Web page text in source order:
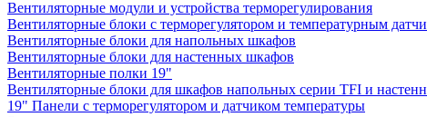
Вентиляторные модули и устройства терморегулирования
Вентиляторные блоки с терморегулятором и температурным
Вентиляторные блоки для напольных шкафов
Вентиляторные блоки для настенных шкафов
Вентиляторные полки 19"
Вентиляторные блоки для шкафов напольных серии TFI и
19" Панели с терморегулятором и датчиком температуры